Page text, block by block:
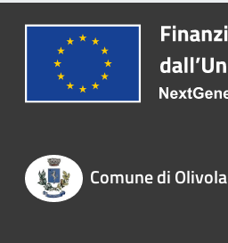
Comune di Olivola